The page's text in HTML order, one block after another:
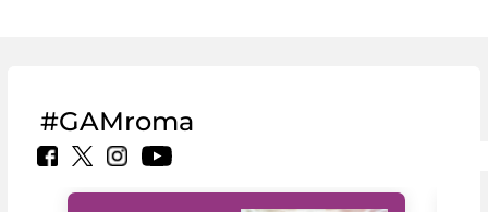
#GAMroma